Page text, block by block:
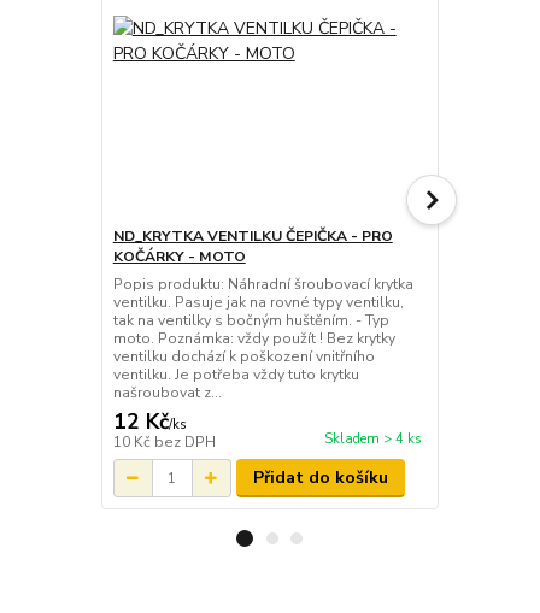
ND_KRYTKA VENTILKU ČEPIČKA - PRO
KOČÁRKY - MOTO
Popis produktu: Náhradní šroubovací krytka
ventilku. Pasuje jak na rovné typy ventilku,
tak na ventilky s bočným huštěním. - Typ
moto. Poznámka: vždy použít ! Bez krytky
ventilku dochází k poškození vnitřního
ventilku. Je potřeba vždy tuto krytku
našroubovat z...
12 Kč/ks
10 Kč bez DPH Skladem > 4 ks
Přidat do košíku